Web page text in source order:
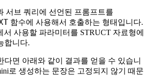
서브 쿼리에 선언된 프롬프트를
함수에 사용해서 호출하는 형태입니다.
서 사용할 파라미터를 STRUCT 자료형에
합니다.
다면 아래와 같이 결과를 얻을 수 있습니
로 생성하는 문장은 고정되지 않기 때문